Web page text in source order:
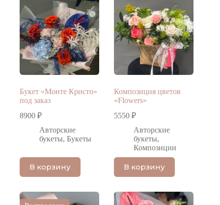
Букет «Монте Кристо»
под заказ
8900 ₽
Авторские
букеты, Букеты
В корзину
Композиция цветов
«Flowers»
5550₽
Авторские
букеты,
Композиции
В корзину